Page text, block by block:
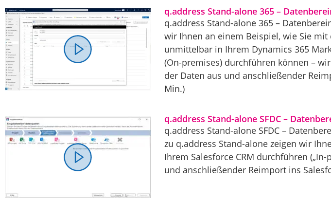
q.address Stand-alone 365 –
q.address Stand-alone 365 –
wir Ihnen an einem Beispiel, wie Sie
unmittelbar in Ihrem Dynamics 365
(On-premises) durchführen können –
der Daten aus und anschließender
Min.)
q.address Stand-alone SFDC –
q.address Stand-alone SFDC –
zu q.address Stand-alone zeigen wir
Ihrem Salesforce CRM durchführen
und anschließender Reimport ins